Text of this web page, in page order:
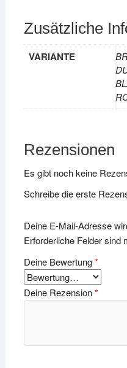
Zusätzliche
VARIANTE
Rezensionen
Es gibt noch keine
Schreibe die erste
Deine E-Mail-Adresse
Erforderliche Felder sind
Deine Bewertung*
Deine Rezension*